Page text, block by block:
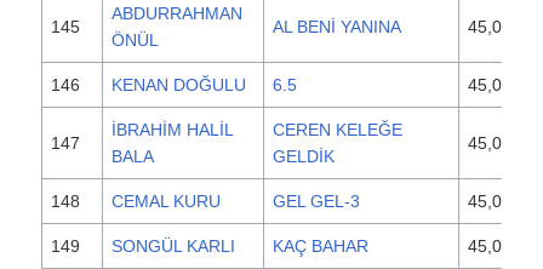
145
ABDURRAHMAN
ÖNÜL
AL BENİ YANINA 45,000
146 KENAN DOĞULU 6.5 45,000
147
İBRAHİM HALİL
BALA
CEREN KELEĞE
GELDİK
45,000
148 CEMAL KURU GEL GEL-3 45,000
149 SONGÜL KARLI KAÇ BAHAR 45,000